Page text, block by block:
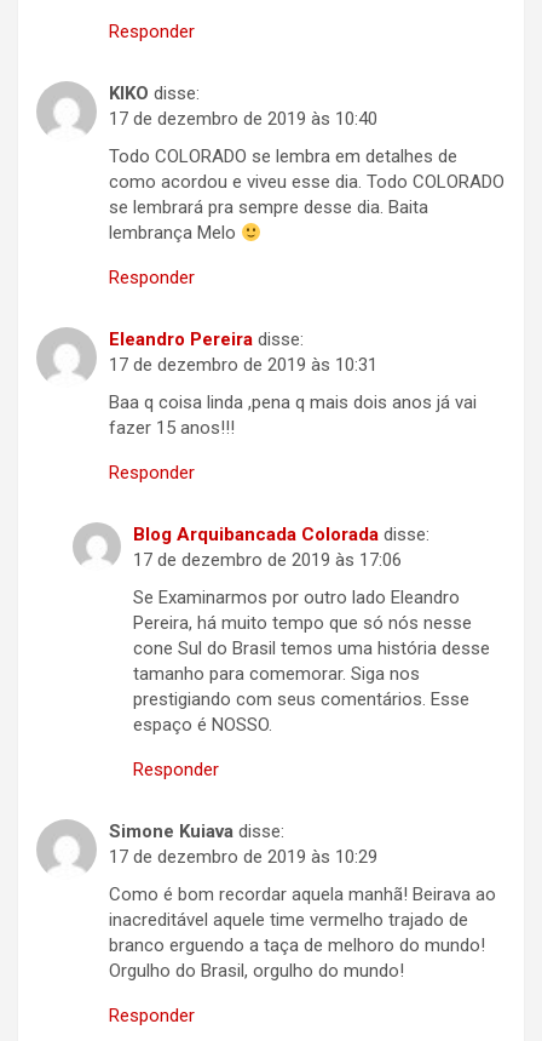
Responder
KIKO disse:
17 de dezembro de 2019 às 10:40
Todo COLORADO se lembra em detalhes de
como acordou e viveu esse dia. Todo COLORADO
se lembrará pra sempre desse dia. Baita
lembrança Melo
Responder
Eleandro Pereira disse:
17 de dezembro de 2019 às 10:31
Baa q coisa linda ,pena q mais dois anos já vai
fazer 15 anos!!!
Responder
Blog Arquibancada Colorada disse:
17 de dezembro de 2019 às 17:06
Se Examinarmos por outro lado Eleandro
Pereira, há muito tempo que só nós nesse
cone Sul do Brasil temos uma história desse
tamanho para comemorar. Siga nos
prestigiando com seus comentários. Esse
espaço é NOSSO.
Responder
Simone Kuiava disse:
17 de dezembro de 2019 às 10:29
Como é bom recordar aquela manhã! Beirava ao
inacreditável aquele time vermelho trajado de
branco erguendo a taça de melhoro do mundo!
Orgulho do Brasil, orgulho do mundo!
Responder